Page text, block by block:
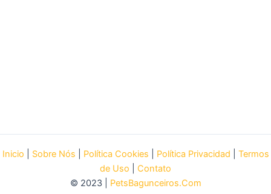
Inicio Sobre Nós Política Cookies Política Privacidad
Termos
de Uso
Contato
© 2023 | PetsBagunceiros.Com